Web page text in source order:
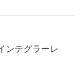
ンテグラーレ